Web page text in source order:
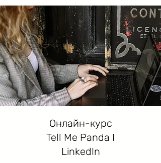
Онлайн-курс
Tell Me Panda I
LinkedIn